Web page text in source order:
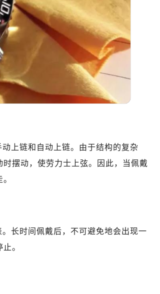
1层整层（需提前预约）
17-B（需提前预约）
）
（需提前预约）
提前预约）
（需提前预约）
需提前预约）
预约）
预约）
前预约）
（需提前预约）
提前预约）
提前预约）
上链和自动上链。由于结构的复杂
摆动，使劳力士上弦。因此，当佩戴
长时间佩戴后，不可避免地会出现一
。